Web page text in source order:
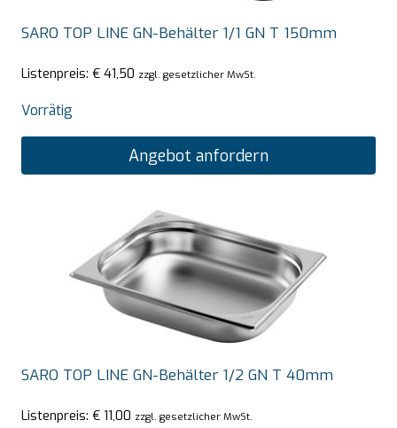
SARO TOP LINE GN-Behälter 1/1 GN T 150mm
Listenpreis: € 41,50 zzgl. gesetzlicher MwSt.
Vorrätig
Angebot anfordern
SARO TOP LINE GN-Behälter 1/2 GN T 40mm
Listenpreis: € 11,00 zzgl. gesetzlicher MwSt.